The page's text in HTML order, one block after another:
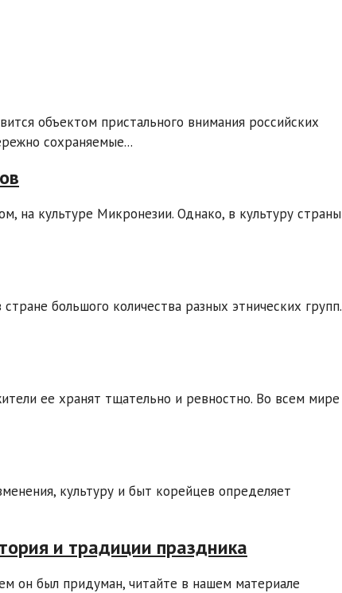
объектом пристального внимания российских
сохраняемые...
на культуре Микронезии. Однако, в культуру страны
большого количества разных этнических групп.
ее хранят тщательно и ревностно. Во всем мире
культуру и быт корейцев определяет
и традиции праздника
он был придуман, читайте в нашем материале